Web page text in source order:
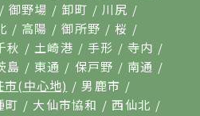
御野場 卸町
川尻
高陽 御所野
桜
秋 土崎港 手形
寺内
島 東通 保戸野
南通
市(中心地)
男鹿市
町 大仙市協和
西仙北